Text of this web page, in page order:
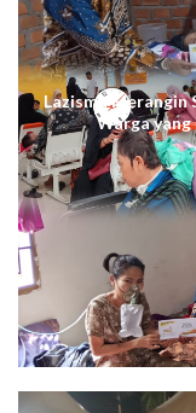
Lazismu Merangin
Warga